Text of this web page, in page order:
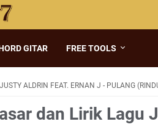
GITAR FREE TOOLS
JUSTY ALDRIN FEAT. ERNAN J - PULANG
dan Lirik Lagu